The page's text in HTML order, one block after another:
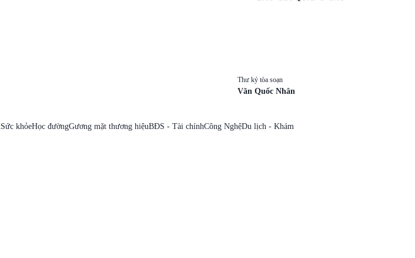
Thư ký tòa soạn
Văn Quốc Nhân
Sức khỏeHọc đườngGương mặt thương hiệuBĐS - Tài chínhCông NghệDu lịch - Khám